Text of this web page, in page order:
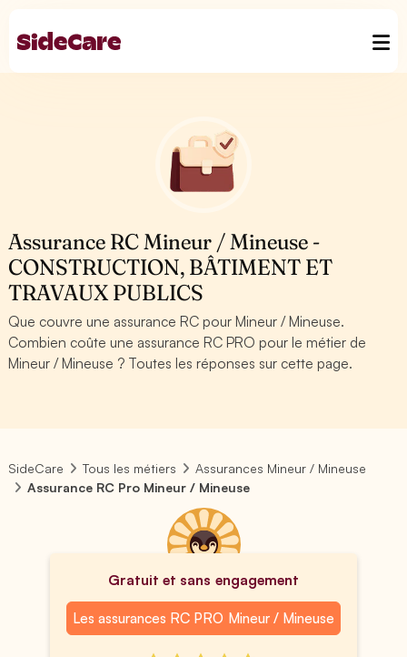
Assurance RC Mineur / Mineuse -
CONSTRUCTION, BÂTIMENT ET
TRAVAUX PUBLICS
Que couvre une assurance RC pour Mineur / Mineuse.
Combien coûte une assurance RC PRO pour le métier de
Mineur / Mineuse ? Toutes les réponses sur cette page.
SideCare Tous les métiers
Assurances Mineur / Mineuse
Assurance RC Pro Mineur / Mineuse
Gratuit et sans engagement
Les assurances RC PRO Mineur / Mineuse